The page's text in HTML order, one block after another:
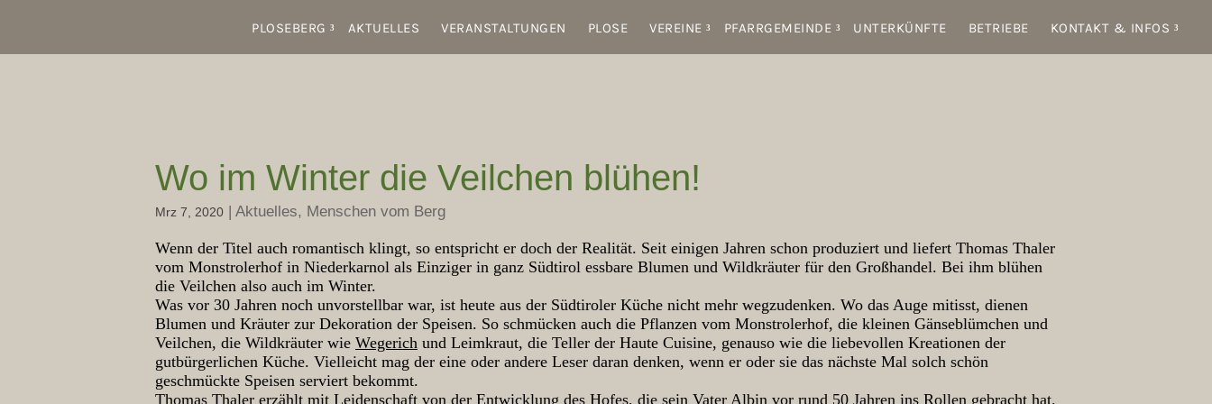
PLOSEBERG AKTUELLES VERANSTALTUNGEN PLOSE VEREINE PFARRGEMEINDE UNTERKÜNFTE BETRIEBE KONTAKT & INFOS
Wo im Winter die Veilchen blühen!
Mrz 7, 2020 | Aktuelles, Menschen vom Berg
Wenn der Titel auch romantisch klingt, so entspricht er doch der Realität. Seit einigen Jahren schon produziert und liefert Thomas Thaler
vom Monstrolerhof in Niederkarnol als Einziger in ganz Südtirol essbare Blumen und Wildkräuter für den Großhandel. Bei ihm blühen
die Veilchen also auch im Winter.
Was vor 30 Jahren noch unvorstellbar war, ist heute aus der Südtiroler Küche nicht mehr wegzudenken. Wo das Auge mitisst, dienen
Blumen und Kräuter zur Dekoration der Speisen. So schmücken auch die Pflanzen vom Monstrolerhof, die kleinen Gänseblümchen und
Veilchen, die Wildkräuter wie Wegerich und Leimkraut, die Teller der Haute Cuisine, genauso wie die liebevollen Kreationen der
gutbürgerlichen Küche. Vielleicht mag der eine oder andere Leser daran denken, wenn er oder sie das nächste Mal solch schön
geschmückte Speisen serviert bekommt.
Thomas Thaler erzählt mit Leidenschaft von der Entwicklung des Hofes, die sein Vater Albin vor rund 50 Jahren ins Rollen gebracht hat.